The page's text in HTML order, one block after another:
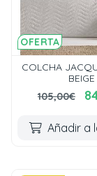
OFERTA
COLCHA
BEIGE
105,00€
Añadir a